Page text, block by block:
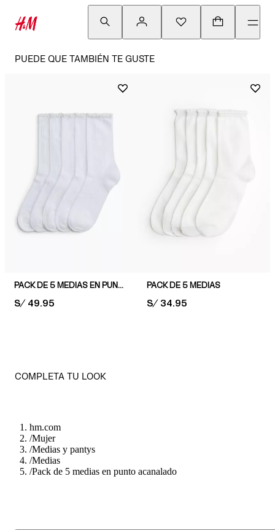
PUEDE QUE TAMBIÉN TE GUSTE
PACK DE 5 MEDIAS EN PUNTO POINTELLE
PRICE:
S/ 49.95
PACK DE 5 MEDIAS
PRICE:
S/ 34.95
COMPLETA TU LOOK
hm.com
/Mujer
/Medias y pantys
/Medias
/Pack de 5 medias en punto acanalado